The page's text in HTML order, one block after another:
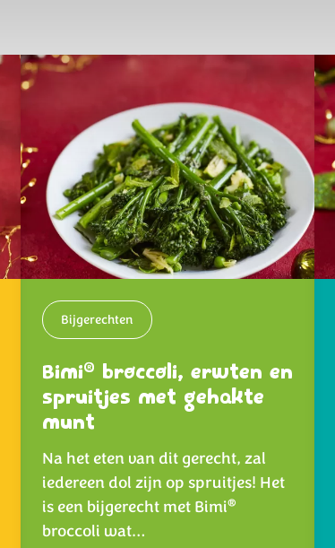
Bijgerechten
Bimi® broccoli, erwten en
spruitjes met gehakte
munt
Na het eten van dit gerecht, zal
iedereen dol zijn op spruitjes! Het
is een bijgerecht met Bimi®
broccoli wat…